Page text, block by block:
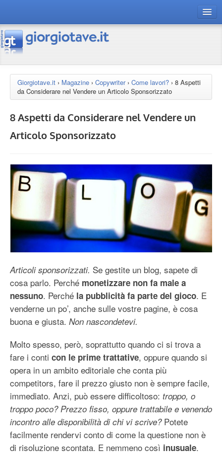
connect gt
risorse
Chi siamo
Giorgiotave.it › Magazine › Copywriter› Come lavori? › 8 Aspetti
da Considerare nel Vendere un Articolo Sponsorizzato
8 Aspetti da Considerare nel Vendere un
Articolo Sponsorizzato
Articoli sponsorizzati. Se gestite un blog, sapete di
cosa parlo. Perché monetizzare non fa male a
nessuno. Perché la pubblicità fa parte del gioco. E
venderne un po’, anche sulle vostre pagine, è cosa
buona e giusta. Non nascondetevi.
Molto spesso, però, soprattutto quando ci si trova a
fare i conti con le prime trattative, oppure quando si
opera in un ambito editoriale che conta più
competitors, fare il prezzo giusto non è sempre facile,
immediato. Anzi, può essere difficoltoso: troppo, o
troppo poco? Prezzo fisso, oppure trattabile e venendo
incontro alle disponibilità di chi vi scrive?Potete
facilmente rendervi conto di come la questione non è
di risoluzione scontata. E nemmeno così inusuale.